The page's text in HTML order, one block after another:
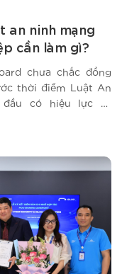
an ninh mạng
cần làm gì?
chưa chắc đồng
thời điểm Luật An
đầu có hiệu lực từ